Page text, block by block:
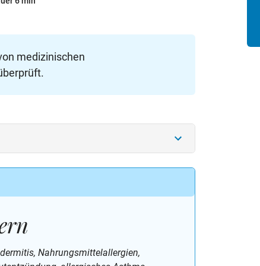
medizinischen
Nahrungsmittelallergien,